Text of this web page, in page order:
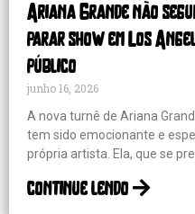
Ariana Grande não
parar show em Los
público
junho 16, 2026
A nova turnê de Ariana
tem sido emocionante e
própria artista. Ela, que se
continue lendo